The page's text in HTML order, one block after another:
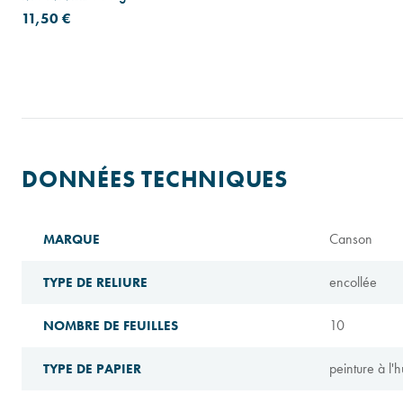
11,50 €
DONNÉES TECHNIQUES
MARQUE Canson
TYPE DE RELIURE encollée
NOMBRE DE FEUILLES 10
TYPE DE PAPIER peinture à